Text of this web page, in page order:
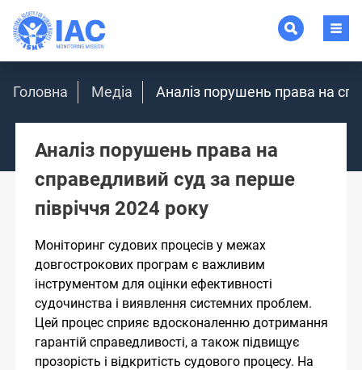
Головна Медіа Аналіз порушень права на
Аналіз порушень права на
справедливий суд за перше
півріччя 2024 року
Моніторинг судових процесів у межах
довгострокових програм є важливим
інструментом для оцінки ефективності
судочинства і виявлення системних проблем.
Цей процес сприяє вдосконаленню дотримання
гарантій справедливості, а також підвищує
прозорість і відкритість судового процесу. На